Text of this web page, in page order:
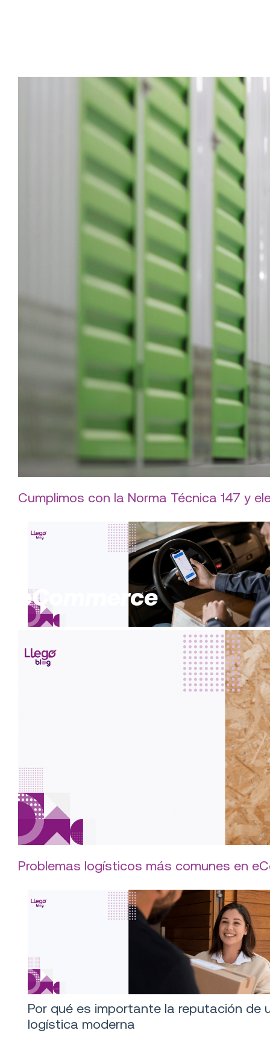
Cumplimos con la Norma Técnica 147 y
Servicio express y seguimiento en
nuestros beneficios
eCommerce
Problemas logísticos más comunes en
Por qué es importante la reputación de
logística moderna